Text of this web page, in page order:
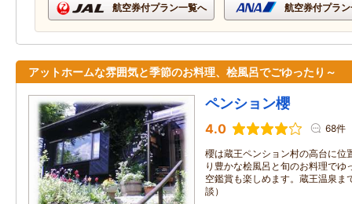
航空券付プラン一覧へ 航空券付プラ
アットホームな雰囲気と季節のお料理、桧風呂でごゆったり～
ペンション櫻
4.0 68件
櫻は蔵王ペンション村の高台に位
り豊かな桧風呂と旬のお料理でゆ
空鑑賞も楽しめます。蔵王温泉ま
談）